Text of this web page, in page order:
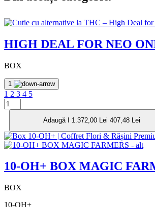
HIGH DEAL FOR NEO
BOX
1
1 2 3 4 5
Adaugă I 1.372,00 Lei 407,48 Lei
10-OH+ BOX MAGIC
BOX
10-OH+